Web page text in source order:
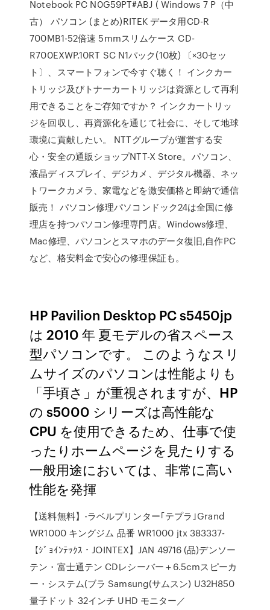
Notebook PC N0G59PT#ABJ ( Windows 7 P（中
古） パソコン (まとめ)RITEK データ用CD-R
700MB1-52倍速 5mmスリムケース CD-
R700EXWP.10RT SC N1パック(10枚) 〔×30セッ
ト〕、スマートフォンで今すぐ聴く！ インクカー
トリッジ及びトナーカートリッジは資源として再利
用できることをご存知ですか？ インクカートリッ
ジを回収し、再資源化を通じて社会に、そして地球
環境に貢献したい。 NTTグループが運営する安
心・安全の通販ショップNTT-X Store。パソコン、
液晶ディスプレイ、デジカメ、デジタル機器、ネッ
トワークカメラ、家電などを激安価格と即納で通信
販売！ パソコン修理パソコンドック24は全国に修
理店を持つパソコン修理専門店。Windows修理、
Mac修理、パソコンとスマホのデータ復旧,自作PC
など、格安料金で安心の修理保証も。
HP Pavilion Desktop PC s5450jp
は 2010 年 夏モデルの省スペース
型パソコンです。 このようなスリ
ムサイズのパソコンは性能よりも
「手頃さ」が重視されますが、HP
の s5000 シリーズは高性能な
CPU を使用できるため、仕事で使
ったりホームページを見たりする
一般用途においては、非常に高い
性能を発揮
【送料無料】-ラベルプリンター｢テプラ｣Grand
WR1000 キングジム 品番 WR1000 jtx 383337-
【ｼﾞｮｲﾝﾃｯｸｽ・JOINTEX】JAN 49716 (品)デンソー
テン・富士通テン CDレシーバー＋6.5cmスピーカ
ー・システム(ブラ Samsung(サムスン) U32H850
量子ドット 32インチ UHD モニター／